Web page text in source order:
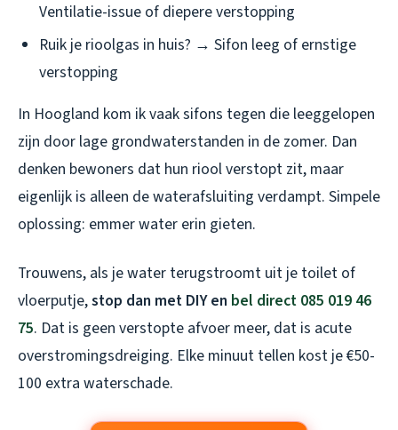
Ventilatie-issue of diepere verstopping
Ruik je rioolgas in huis? → Sifon leeg of ernstige
verstopping
In Hoogland kom ik vaak sifons tegen die leeggelopen
zijn door lage grondwaterstanden in de zomer. Dan
denken bewoners dat hun riool verstopt zit, maar
eigenlijk is alleen de waterafsluiting verdampt. Simpele
oplossing: emmer water erin gieten.
Trouwens, als je water terugstroomt uit je toilet of
vloerputje,stop dan met DIY en bel direct 085 019 46
75. Dat is geen verstopte afvoer meer, dat is acute
overstromingsdreiging. Elke minuut tellen kost je €50-
100 extra waterschade.